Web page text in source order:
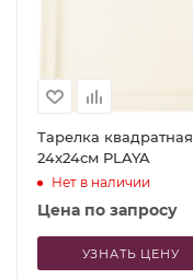
Тарелка квадратная
24x24см PLAYA
Нет в наличии
Цена по запросу
УЗНАТЬ ЦЕНУ